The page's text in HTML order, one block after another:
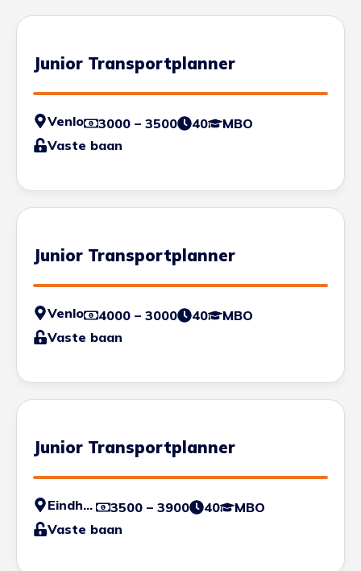
Junior Transportplanner
Venlo 3000 – 3500 40
MBO
Vaste baan
Junior Transportplanner
Venlo 4000 – 3000 40
MBO
Vaste baan
Junior Transportplanner
Eindhoven 3500 – 3900 40
MBO
Vaste baan